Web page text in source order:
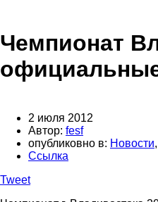
Чемпионат
2 июля 2012
Автор: fesf
опубликовно в: Новости,
Ссылка
Tweet